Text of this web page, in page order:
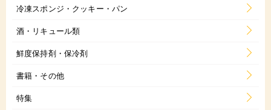
冷凍スポンジ・クッキー・パン
酒・リキュール類
鮮度保持剤・保冷剤
書籍・その他
特集